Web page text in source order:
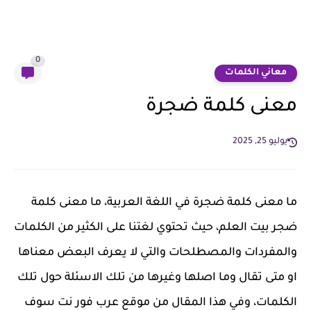
معاني الكلمات
0
معنى كلمة ضجرة
يوليو 25, 2025
ما معنى كلمة ضجرة في اللغة العربية، ما معنى كلمة
ضجر بيت العلم، حيث تحتوي لغتنا على الكثير من الكلمات
والمفردات والمصطلحات والتي لا يعرف البعض معناها
او متى تقال وما اصلها وغيرها من تلك الاسئلة حول تلك
الكلمات، وفي هذا المقال من موقع عرب فور نت سوف